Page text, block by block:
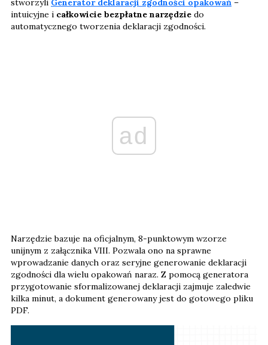
stworzyli Generator deklaracji zgodności opakowań –
intuicyjne i całkowicie bezpłatne narzędzie do
automatycznego tworzenia deklaracji zgodności.
ad
Narzędzie bazuje na oficjalnym, 8-punktowym wzorze
unijnym z załącznika VIII. Pozwala ono na sprawne
wprowadzanie danych oraz seryjne generowanie deklaracji
zgodności dla wielu opakowań naraz. Z pomocą generatora
przygotowanie sformalizowanej deklaracji zajmuje zaledwie
kilka minut, a dokument generowany jest do gotowego pliku
PDF.